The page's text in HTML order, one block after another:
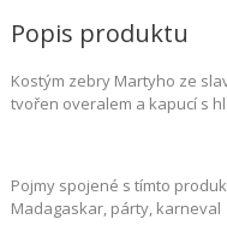
Popis produktu
Kostým zebry Martyho ze
tvořen overalem a kapucí s
Pojmy spojené s tímto
Madagaskar, párty, karneval